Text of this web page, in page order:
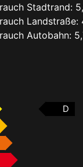
Stadtrand:
Landstraße:
Autobahn:
D